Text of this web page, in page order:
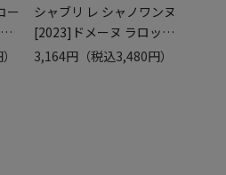
ー
シャブリ レ シャノワンヌ
[2023]ドメーヌ ラロッシ
ュ 750ml
3,164円 （税込3,480円）